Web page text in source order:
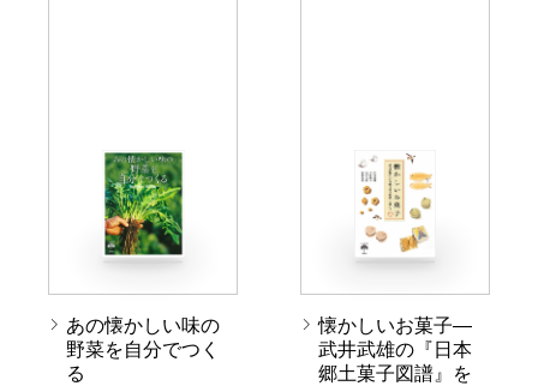
あの懐かしい味の
野菜を自分でつく
る
懐かしいお菓子―
武井武雄の『日本
郷土菓子図譜』を